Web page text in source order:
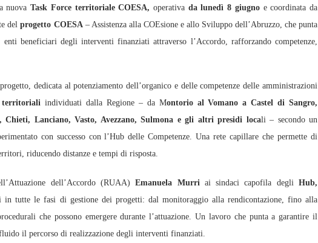
nuovaTask Force territoriale COESA, operativa da lunedì 8 giugnoe coordinata da
delprogetto COESA – Assistenza alla COEsione e allo Sviluppo dell’Abruzzo, che punta
beneficiari degli interventi finanziati attraverso l’Accordo, rafforzando competenze,
dedicata al potenziamento dell’organico e delle competenze delle amministrazioni
territoriali individuati dalla Regione – da Montorio al Vomano a Castel di Sangro,
Chieti, Lanciano, Vasto, Avezzano, Sulmona e gli altri presidi locali – secondo un
con successo con l’Hub delle Competenze. Una rete capillare che permette di
riducendo distanze e tempi di risposta.
dell’Accordo (RUAA)Emanuela Murri ai sindaci capofila degliHub,
in tutte le fasi di gestione dei progetti: dal monitoraggio alla rendicontazione, fino alla
che possono emergere durante l’attuazione. Un lavoro che punta a garantire il
il percorso di realizzazione degli interventi finanziati.